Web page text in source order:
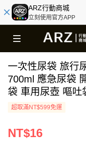
ARZ行動商城
立刻使用官方APP
一次性尿袋 旅行
700ml 應急尿袋
袋 車用尿壺 嘔吐
出尿袋 攜帶式尿
超取滿NT$599免運
NT$16